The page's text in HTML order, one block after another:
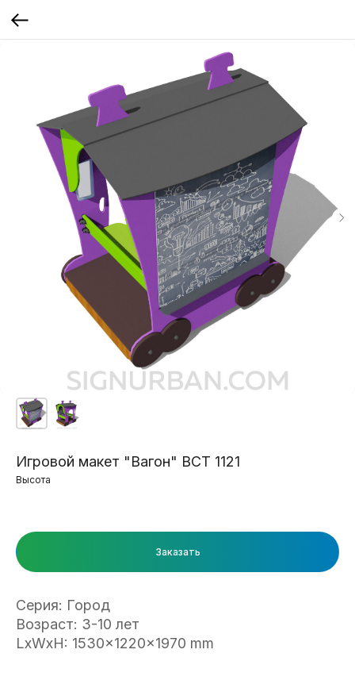
Игровой макет "Вагон" ВСТ 1121
Высота
Заказать
Серия: Город
Возраст: 3-10 лет
LxWxH: 1530x1220x1970 mm